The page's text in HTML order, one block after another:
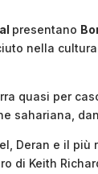
presentano
nella
quasi per
sahariana,
Deran e il
di Keith